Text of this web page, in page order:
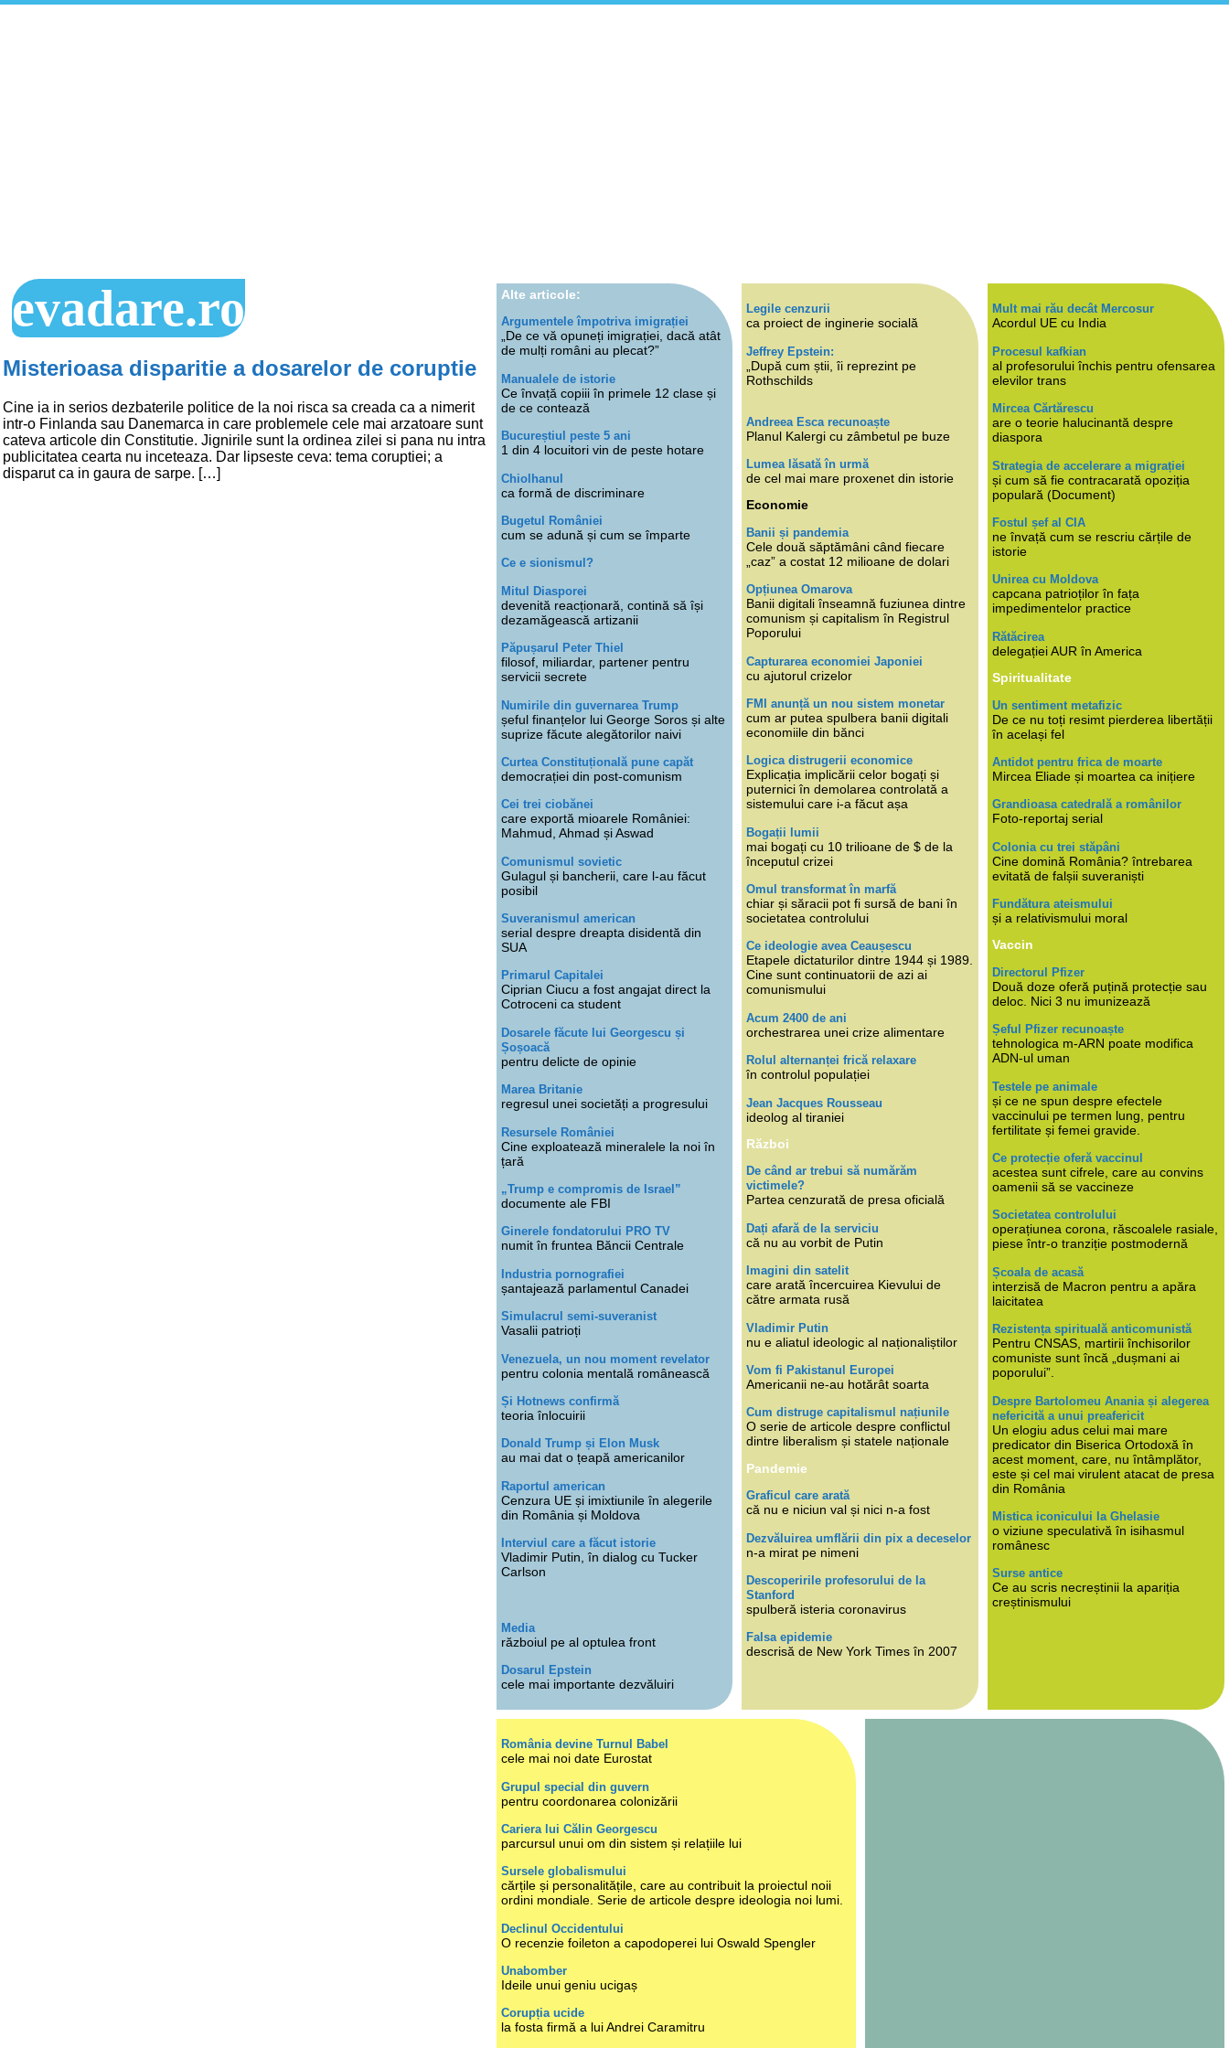
evadare.ro
Misterioasa disparitie a dosarelor de coruptie
Cine ia in serios dezbaterile politice de la noi risca sa creada ca a nimerit
intr-o Finlanda sau Danemarca in care problemele cele mai arzatoare sunt
cateva articole din Constitutie. Jignirile sunt la ordinea zilei si pana nu intra
publicitatea cearta nu inceteaza. Dar lipseste ceva: tema coruptiei; a
disparut ca in gaura de sarpe. […]
Alte articole:
Argumentele împotriva imigrației
„De ce vă opuneți imigrației, dacă atât
de mulți români au plecat?”
Manualele de istorie
Ce învață copiii în primele 12 clase și
de ce contează
Bucureștiul peste 5 ani
1 din 4 locuitori vin de peste hotare
Chiolhanul
ca formă de discriminare
Bugetul României
cum se adună și cum se împarte
Ce e sionismul?
Mitul Diasporei
devenită reacționară, contină să își
dezamăgească artizanii
Păpușarul Peter Thiel
filosof, miliardar, partener pentru
servicii secrete
Numirile din guvernarea Trump
șeful finanțelor lui George Soros și alte
suprize făcute alegătorilor naivi
Curtea Constituțională pune capăt
democrației din post-comunism
Cei trei ciobănei
care exportă mioarele României:
Mahmud, Ahmad și Aswad
Comunismul sovietic
Gulagul și bancherii, care l-au făcut
posibil
Suveranismul american
serial despre dreapta disidentă din
SUA
Primarul Capitalei
Ciprian Ciucu a fost angajat direct la
Cotroceni ca student
Dosarele făcute lui Georgescu și
Șoșoacă
pentru delicte de opinie
Marea Britanie
regresul unei societăți a progresului
Resursele României
Cine exploatează mineralele la noi în
țară
„Trump e compromis de Israel”
documente ale FBI
Ginerele fondatorului PRO TV
numit în fruntea Băncii Centrale
Industria pornografiei
șantajează parlamentul Canadei
Simulacrul semi-suveranist
Vasalii patrioți
Venezuela, un nou moment revelator
pentru colonia mentală românească
Și Hotnews confirmă
teoria înlocuirii
Donald Trump și Elon Musk
au mai dat o țeapă americanilor
Raportul american
Cenzura UE și imixtiunile în alegerile
din România și Moldova
Interviul care a făcut istorie
Vladimir Putin, în dialog cu Tucker
Carlson
Media
războiul pe al optulea front
Dosarul Epstein
cele mai importante dezvăluiri
Legile cenzurii
ca proiect de inginerie socială
Jeffrey Epstein:
„După cum știi, îi reprezint pe
Rothschilds
Andreea Esca recunoaște
Planul Kalergi cu zâmbetul pe buze
Lumea lăsată în urmă
de cel mai mare proxenet din istorie
Economie
Banii și pandemia
Cele două săptămâni când fiecare
„caz” a costat 12 milioane de dolari
Opțiunea Omarova
Banii digitali înseamnă fuziunea dintre
comunism și capitalism în Registrul
Poporului
Capturarea economiei Japoniei
cu ajutorul crizelor
FMI anunță un nou sistem monetar
cum ar putea spulbera banii digitali
economiile din bănci
Logica distrugerii economice
Explicația implicării celor bogați și
puternici în demolarea controlată a
sistemului care i-a făcut așa
Bogații lumii
mai bogați cu 10 trilioane de $ de la
începutul crizei
Omul transformat în marfă
chiar și săracii pot fi sursă de bani în
societatea controlului
Ce ideologie avea Ceaușescu
Etapele dictaturilor dintre 1944 și 1989.
Cine sunt continuatorii de azi ai
comunismului
Acum 2400 de ani
orchestrarea unei crize alimentare
Rolul alternanței frică relaxare
în controlul populației
Jean Jacques Rousseau
ideolog al tiraniei
Război
De când ar trebui să numărăm
victimele?
Partea cenzurată de presa oficială
Dați afară de la serviciu
că nu au vorbit de Putin
Imagini din satelit
care arată încercuirea Kievului de
către armata rusă
Vladimir Putin
nu e aliatul ideologic al naționaliștilor
Vom fi Pakistanul Europei
Americanii ne-au hotărât soarta
Cum distruge capitalismul națiunile
O serie de articole despre conflictul
dintre liberalism și statele naționale
Pandemie
Graficul care arată
că nu e niciun val și nici n-a fost
Dezvăluirea umflării din pix a deceselor
n-a mirat pe nimeni
Descoperirile profesorului de la
Stanford
spulberă isteria coronavirus
Falsa epidemie
descrisă de New York Times în 2007
Mult mai rău decât Mercosur
Acordul UE cu India
Procesul kafkian
al profesorului închis pentru ofensarea
elevilor trans
Mircea Cărtărescu
are o teorie halucinantă despre
diaspora
Strategia de accelerare a migrației
și cum să fie contracarată opoziția
populară (Document)
Fostul șef al CIA
ne învață cum se rescriu cărțile de
istorie
Unirea cu Moldova
capcana patrioților în fața
impedimentelor practice
Rătăcirea
delegației AUR în America
Spiritualitate
Un sentiment metafizic
De ce nu toți resimt pierderea libertății
în același fel
Antidot pentru frica de moarte
Mircea Eliade și moartea ca inițiere
Grandioasa catedrală a românilor
Foto-reportaj serial
Colonia cu trei stăpâni
Cine domină România? întrebarea
evitată de falșii suveraniști
Fundătura ateismului
și a relativismului moral
Vaccin
Directorul Pfizer
Două doze oferă puțină protecție sau
deloc. Nici 3 nu imunizează
Șeful Pfizer recunoaște
tehnologica m-ARN poate modifica
ADN-ul uman
Testele pe animale
și ce ne spun despre efectele
vaccinului pe termen lung, pentru
fertilitate și femei gravide.
Ce protecție oferă vaccinul
acestea sunt cifrele, care au convins
oamenii să se vaccineze
Societatea controlului
operațiunea corona, răscoalele rasiale,
piese într-o tranziție postmodernă
Școala de acasă
interzisă de Macron pentru a apăra
laicitatea
Rezistența spirituală anticomunistă
Pentru CNSAS, martirii închisorilor
comuniste sunt încă „dușmani ai
poporului”.
Despre Bartolomeu Anania și alegerea
nefericită a unui preafericit
Un elogiu adus celui mai mare
predicator din Biserica Ortodoxă în
acest moment, care, nu întâmplător,
este și cel mai virulent atacat de presa
din România
Mistica iconicului la Ghelasie
o viziune speculativă în isihasmul
românesc
Surse antice
Ce au scris necreștinii la apariția
creștinismului
România devine Turnul Babel
cele mai noi date Eurostat
Grupul special din guvern
pentru coordonarea colonizării
Cariera lui Călin Georgescu
parcursul unui om din sistem și relațiile lui
Sursele globalismului
cărțile și personalitățile, care au contribuit la proiectul noii
ordini mondiale. Serie de articole despre ideologia noi lumi.
Declinul Occidentului
O recenzie foileton a capodoperei lui Oswald Spengler
Unabomber
Ideile unui geniu ucigaș
Corupția ucide
la fosta firmă a lui Andrei Caramitru